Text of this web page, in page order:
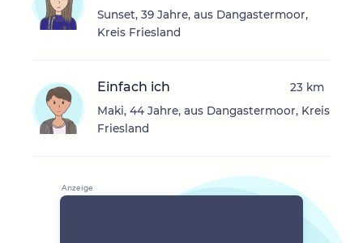
Sunset, 39 Jahre, aus Dangastermoor,
Kreis Friesland
Einfach ich
Maki, 44 Jahre, aus Dangastermoor, Kreis
Friesland
23 km